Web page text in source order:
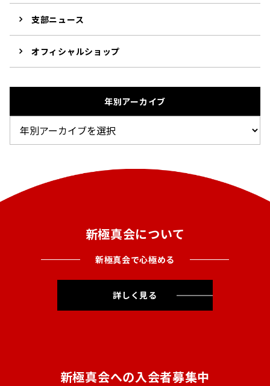
支部ニュース
オフィシャルショップ
年別アーカイブ
新極真会について
新極真会で心極める
詳しく見る
新極真会への入会者募集中